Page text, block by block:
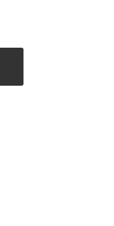
IPS, (3840x2160),